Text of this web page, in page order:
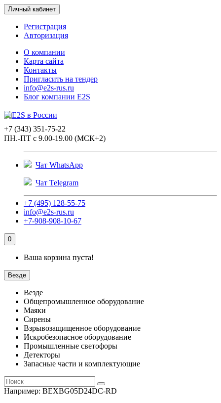
Личный кабинет
Регистрация
Авторизация
О компании
Карта сайта
Контакты
Пригласить на тендер
info@e2s-rus.ru
Блог компании E2S
+7 (343) 351-75-22
ПН.-ПТ с 9.00-19.00 (МСК+2)
Чат WhatsApp
Чат Telegram
+7 (495) 128-55-75
info@e2s-rus.ru
+7-908-908-10-67
0
Ваша корзина пуста!
Везде
Везде
Общепромышленное оборудование
Маяки
Сирены
Взрывозащищенное оборудование
Искробезопасное оборудование
Промышленные светофоры
Детекторы
Запасные части и комплектующие
Например: BEXBG05D24DC-RD